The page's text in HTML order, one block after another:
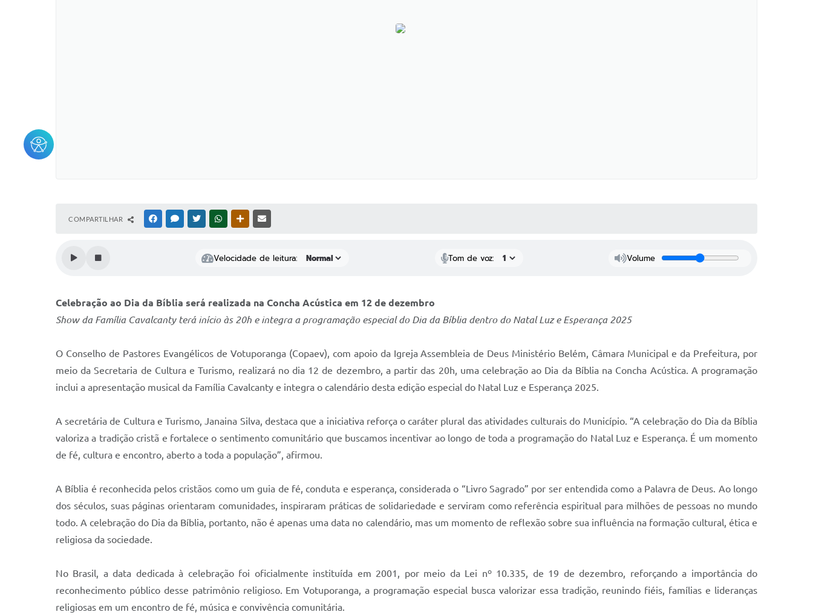
COMPARTILHAR FACEBOOKMESSENGER
TWITTERWHATSAPPOUTRAS MÍDIAS
Velocidade de leitura: Tom de voz: Volume
Celebração ao Dia da Bíblia será realizada na Concha Acústica em 12 de dezembro
Show da Família Cavalcanty terá início às 20h e integra a programação especial do Dia da Bíblia dentro do Natal Luz e Esperança 2025
O Conselho de Pastores Evangélicos de Votuporanga (Copaev), com apoio da Igreja Assembleia de Deus Ministério Belém, Câmara Municipal e da Prefeitura, por
meio da Secretaria de Cultura e Turismo, realizará no dia 12 de dezembro, a partir das 20h, uma celebração ao Dia da Bíblia na Concha Acústica. A programação
inclui a apresentação musical da Família Cavalcanty e integra o calendário desta edição especial do Natal Luz e Esperança 2025.
A secretária de Cultura e Turismo, Janaina Silva, destaca que a iniciativa reforça o caráter plural das atividades culturais do Município. “A celebração do Dia da Bíblia
valoriza a tradição cristã e fortalece o sentimento comunitário que buscamos incentivar ao longo de toda a programação do Natal Luz e Esperança. É um momento
de fé, cultura e encontro, aberto a toda a população”, afirmou.
A Bíblia é reconhecida pelos cristãos como um guia de fé, conduta e esperança, considerada o “Livro Sagrado” por ser entendida como a Palavra de Deus. Ao longo
dos séculos, suas páginas orientaram comunidades, inspiraram práticas de solidariedade e serviram como referência espiritual para milhões de pessoas no mundo
todo. A celebração do Dia da Bíblia, portanto, não é apenas uma data no calendário, mas um momento de reflexão sobre sua influência na formação cultural, ética e
religiosa da sociedade.
No Brasil, a data dedicada à celebração foi oficialmente instituída em 2001, por meio da Lei nº 10.335, de 19 de dezembro, reforçando a importância do
reconhecimento público desse patrimônio religioso. Em Votuporanga, a programação especial busca valorizar essa tradição, reunindo fiéis, famílias e lideranças
religiosas em um encontro de fé, música e convivência comunitária.